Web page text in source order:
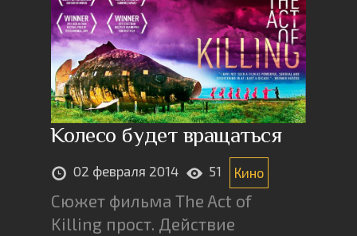
Колесо будет вращаться
02 февраля 2014 51 Кино
Сюжет фильма The Act of
Killing прост. Действие